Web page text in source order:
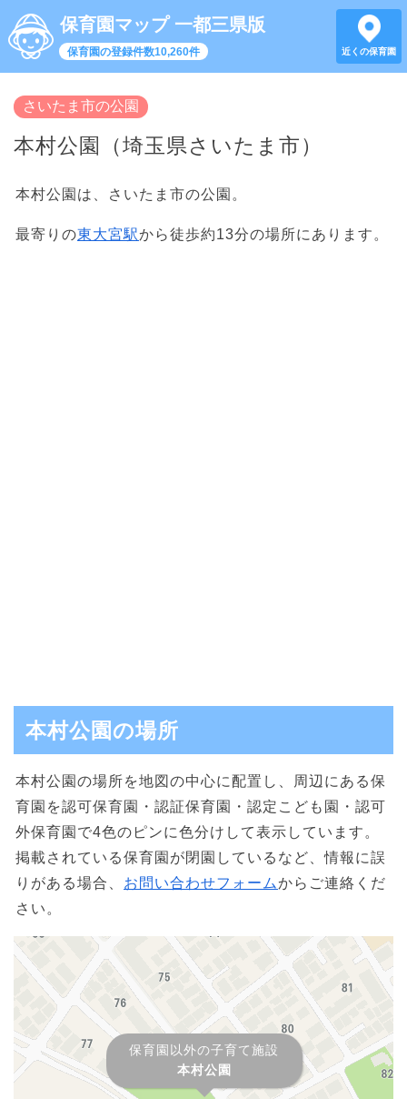
保育園マップ 一都三県版
保育園の登録件数10,260件 近くの保育園
さいたま市の公園
本村公園（埼玉県さいたま市）
本村公園は、さいたま市の公園。
最寄りの東大宮駅から徒歩約13分の場所にあります。
本村公園の場所
本村公園の場所を地図の中心に配置し、周辺にある保
育園を認可保育園・認証保育園・認定こども園・認可
外保育園で4色のピンに色分けして表示しています。
掲載されている保育園が閉園しているなど、情報に誤
りがある場合、 お問い合わせフォームからご連絡くだ
さい。
保育園以外の子育て施設
本村公園